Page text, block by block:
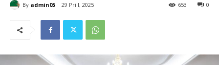
By admin05 29 Prill, 2025 0
653